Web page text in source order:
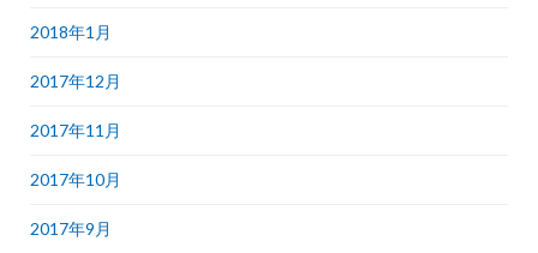
2018年1月
2017年12月
2017年11月
2017年10月
2017年9月